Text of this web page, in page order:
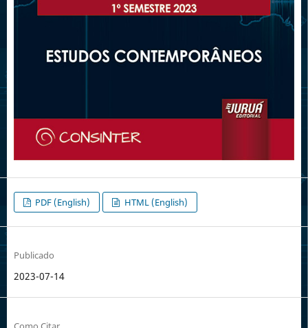
PDF (English) HTML (English)
Publicado
2023-07-14